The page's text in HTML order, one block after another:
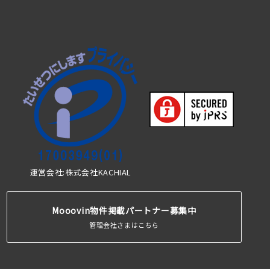
運営会社:株式会社KACHIAL
Mooovin物件掲載パートナー募集中
管理会社さまはこちら